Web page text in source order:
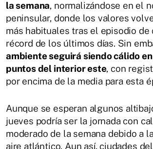
la semana, normalizándose en el
peninsular, donde los valores
más habituales tras el episodio de
récord de los últimos días. Sin
ambiente seguirá siendo cálido
puntos del interior este, con
por encima de la media para esta
Aunque se esperan algunos
jueves podría ser la jornada con
moderado de la semana debido a
aire atlántico. Aun así, ciudades